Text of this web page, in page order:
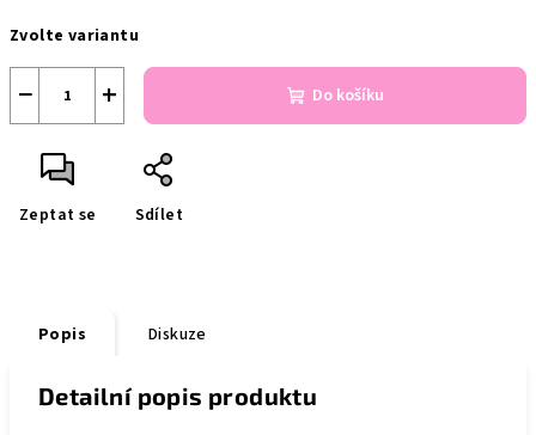
cena:
Zvolte variantu
+
− Do košíku
Zeptat se Sdílet
Popis Diskuze
Detailní popis produktu